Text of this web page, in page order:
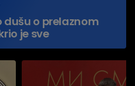
dušu o prelaznom
je sve